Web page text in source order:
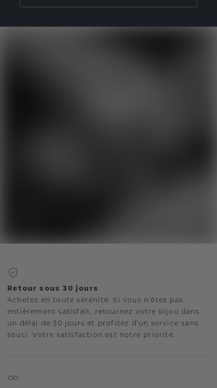
Retour sous 30 jours
Achetez en toute sérénité. Si vous n’êtes pas
entièrement satisfait, retournez votre bijou dans
un délai de 30 jours et profitez d’un service sans
souci. Votre satisfaction est notre priorité.